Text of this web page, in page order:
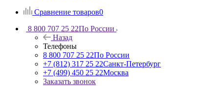
Сравнение товаров0
8 800 707 25 22По России
Назад
Телефоны
8 800 707 25 22По России
+7 (812) 317 25 22Санкт-Петербург
+7 (499) 450 25 22Москва
Заказать звонок